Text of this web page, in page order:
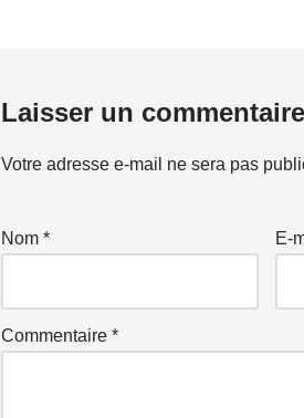
Laisser un commentaire
Votre adresse e-mail ne sera pas
Nom * E-
Commentaire *